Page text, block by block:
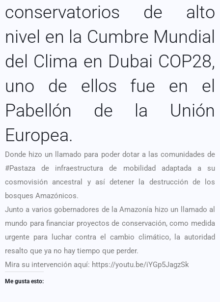
conservatorios de alto
nivel en la Cumbre Mundial
del Clima en Dubai COP28,
uno de ellos fue en el
Pabellón de la Unión
Europea.
Donde hizo un llamado para poder dotar a las comunidades de
#Pastaza de infraestructura de mobilidad adaptada a su
cosmovisión ancestral y así detener la destrucción de los
bosques Amazónicos.
Junto a varios gobernadores de la Amazonía hizo un llamado al
mundo para financiar proyectos de conservación, como medida
urgente para luchar contra el cambio climático, la autoridad
resalto que ya no hay tiempo que perder.
Mira su intervención aquí: https://youtu.be/iYGp5JagzSk
Me gusta esto: